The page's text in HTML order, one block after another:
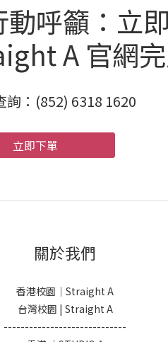
動呼籲：
A 官網
詢：(852) 6318 1620
立即下單
關於我們
香港校園｜Straight A
台灣校園 | Straight A
-----------------------------